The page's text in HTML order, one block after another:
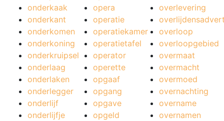
onderkaak
onderkant
onderkomen
onderkoning
onderkruipsel
onderlaag
onderlaken
onderlegger
onderlijf
onderlijfje
opera
operatie
operatiekamer
operatietafel
operator
operette
opgaaf
opgang
opgave
opgeld
overlevering
overloop
overloopgebied
overmaat
overmacht
overmoed
overnachting
overname
overnamen